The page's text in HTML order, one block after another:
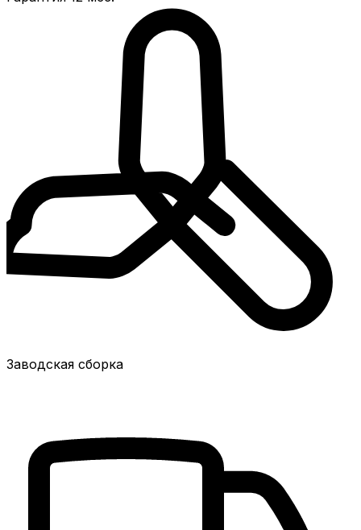
Заводская сборка